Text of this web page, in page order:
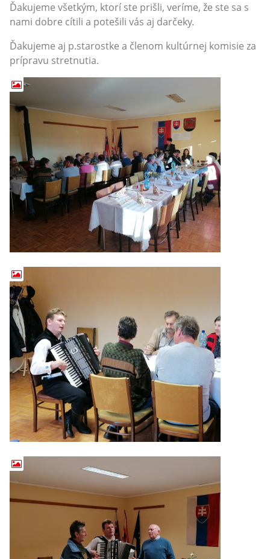
Ďakujeme všetkým, ktorí ste prišli, veríme, že ste sa s
nami dobre cítili a potešili vás aj darčeky.
Ďakujeme aj p.starostke a členom kultúrnej komisie za
prípravu stretnutia.